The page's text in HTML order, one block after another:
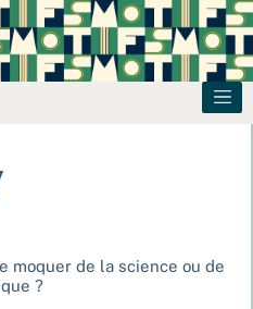
moquer de la science ou de
?